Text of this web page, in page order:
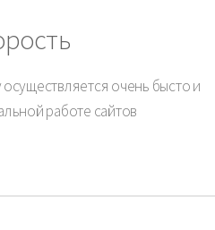
очень бысто и
работе сайтов